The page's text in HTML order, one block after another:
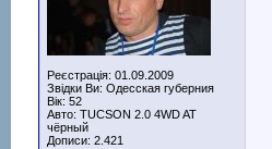
Реєстрація: 01.09.2009
Звідки Ви: Одесская губерния
Вік: 52
Авто: TUCSON 2.0 4WD AT
чёрный
Дописи: 2.421